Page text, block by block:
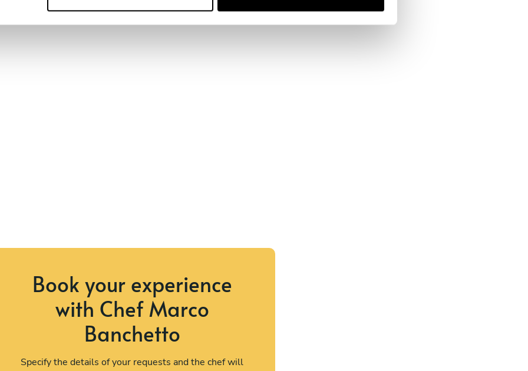
Book your experience
with Chef Marco
Banchetto
Specify the details of your requests and the chef will